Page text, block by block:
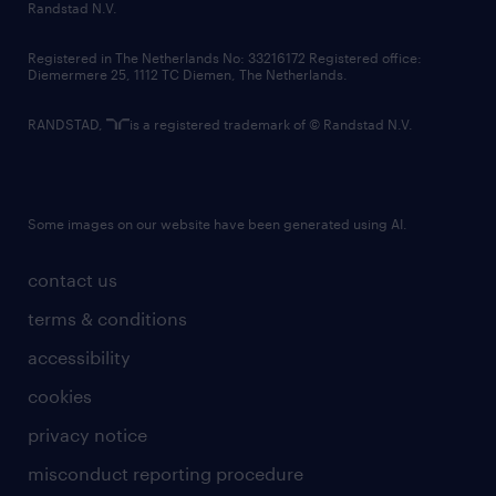
country websites
contact us
terms & conditions
accessibility
cookies
privacy notice
misconduct reporting procedure
Randstad N.V.
Registered in The Netherlands No: 33216172 Registered office:
Diemermere 25, 1112 TC Diemen, The Netherlands.
RANDSTAD, is a registered trademark of © Randstad N.V.
Some images on our website have been generated using AI.